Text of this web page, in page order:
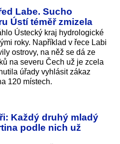
Labe. Sucho
Ústí téměř zmizela
Ústecký kraj hydrologické
roky. Například v řece Labi
ostrovy, na něž se dá ze
na severu Čech už je zcela
úřady vyhlásit zákaz
120 místech.
Každý druhý mladý
podle nich už